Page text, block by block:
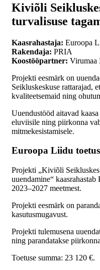
Kiviõli
turvalisuse
Kaasrahastaja: Euroopa
Rakendaja: PRIA
Koostööpartner: Virumaa
Projekti eesmärk on
Seikluskeskuse rattarajad,
kvaliteetsemaid ning
Uuendustööd aitavad
eluviisile ning piirkonna
mitmekesistamisele.
Euroopa Liidu toetus
Projekti „Kiviõli
uuendamine“
2023–2027 meetmest.
Projekti eesmärk on
kasutusmugavust.
Projekti tulemusena
ning parandatakse
Toetuse summa: 23 120 €.